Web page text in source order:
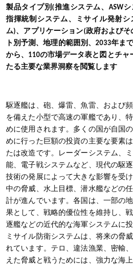
製品タイプ別(推進システム、ASW
指揮統制システム、ミサイル発射
ム)、アプリケーション(政府および
ト別予測、地理的範囲別、2033年ま
から、110の市場データ表と図とチャ
たる主要な業界洞察を閲覧します
駆逐艦は、砲、爆雷、魚雷、および
を備えた小型で高速の軍艦であり、
めに使用されます。多くの国が自国
めに行った巨額の投資の主要な要素
たは改造です。レーダーシステム、
能、電子戦システムなど、現代の駆
技術の発展によって大きな影響を受
中の脅威、水上目標、潜水艦などの
計が進んでいます。各国は、一部の
果として、戦略的優位性を維持し、
逐艦などの近代的な海軍システムに
ミサイル防衛システムは、将来の脅
れています。テロ、違法漁業、密輸
えた脅威と戦うためには、強力な海